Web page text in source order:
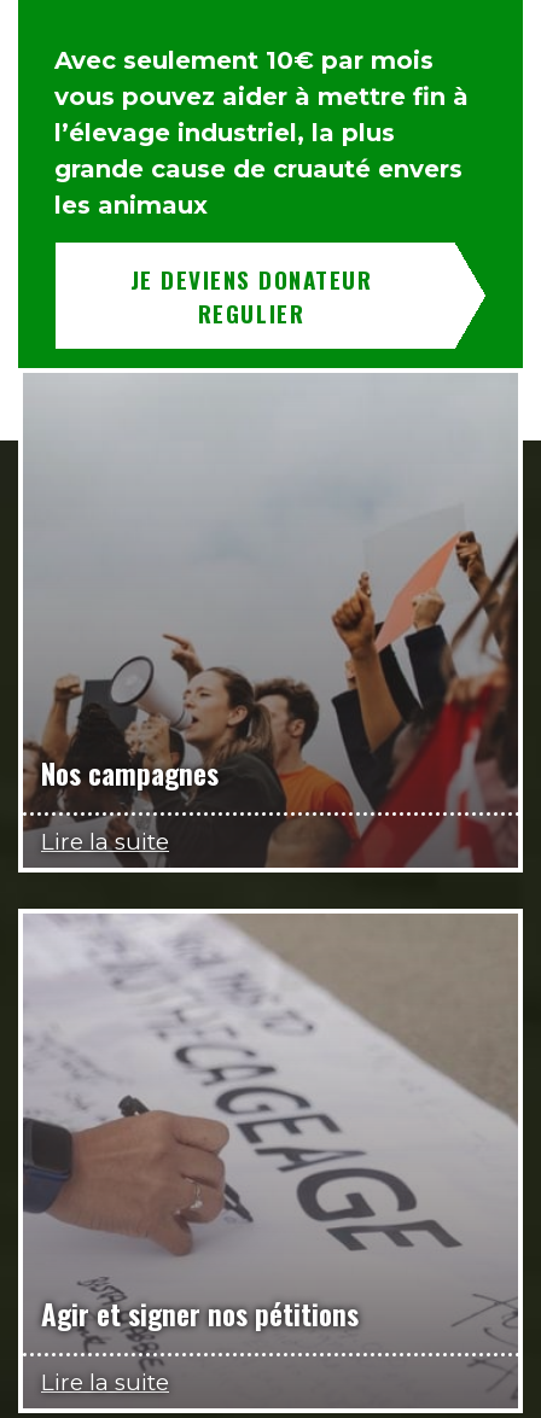
Avec seulement 10€ par mois
vous pouvez aider à mettre fin à
l’élevage industriel, la plus
grande cause de cruauté envers
les animaux
JE DEVIENS DONATEUR
REGULIER
Nos campagnes
Lire la suite
Agir et signer nos pétitions
Lire la suite